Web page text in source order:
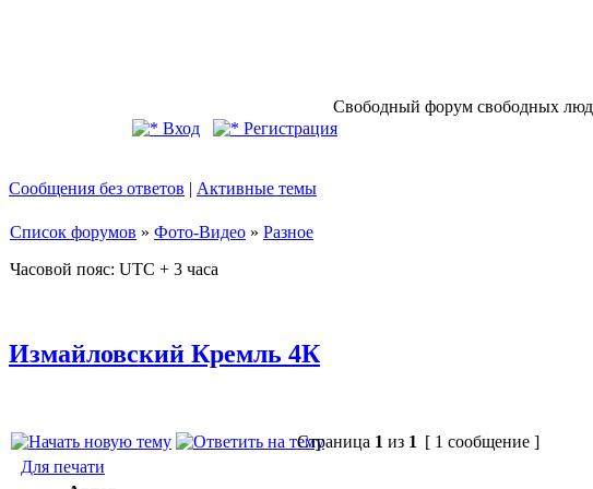
Свободный форум свободных
Вход
Регистрация
Сообщения без ответов | Активные темы
Список форумов » Фото-Видео » Разное
Часовой пояс: UTC + 3 часа
Измайловский Кремль 4К
Страница 1 из 1 [ 1 сообщение ]
Для печати